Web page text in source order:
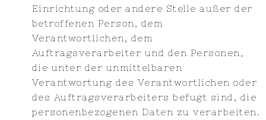
Einrichtung oder andere Stelle außer der
betroffenen Person, dem
Verantwortlichen, dem
Auftragsverarbeiter und den Personen,
die unter der unmittelbaren
Verantwortung des Verantwortlichen oder
des Auftragsverarbeiters befugt sind, die
personenbezogenen Daten zu verarbeiten.